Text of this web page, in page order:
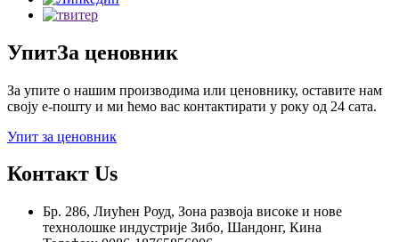
УпитЗа ценовник
За упите о нашим производима или ценовнику, оставите нам
своју е-пошту и ми ћемо вас контактирати у року од 24 сата.
Упит за ценовник
Контакт Us
Бр. 286, Лиућен Роуд, Зона развоја високе и нове
технолошке индустрије Зибо, Шандонг, Кина